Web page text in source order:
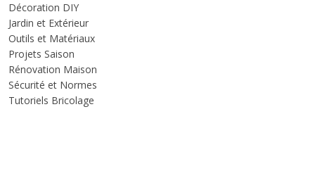
Décoration DIY
Jardin et Extérieur
Outils et Matériaux
Projets Saison
Rénovation Maison
Sécurité et Normes
Tutoriels Bricolage